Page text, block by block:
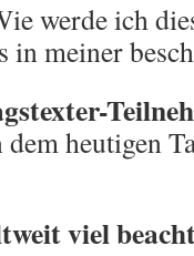
werde ich
in meiner
heutigen
viel